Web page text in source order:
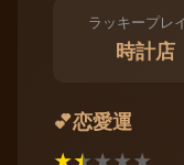
ラッキープレ
時計店
💕恋愛運